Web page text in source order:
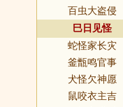
百虫大盗侵
巳日见怪
蛇怪家长灾
釜甑鸣官事
犬怪欠神愿
鼠咬衣主吉